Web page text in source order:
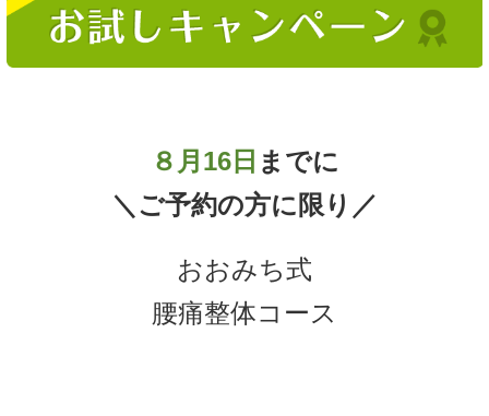
８月16日 までに
＼ご予約の方に限り／
おおみち式
腰痛整体コース